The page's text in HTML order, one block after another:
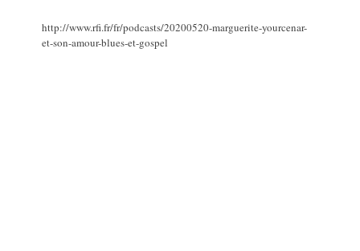
http://www.rfi.fr/fr/podcasts/20200520-marguerite-yourcenar-
et-son-amour-blues-et-gospel